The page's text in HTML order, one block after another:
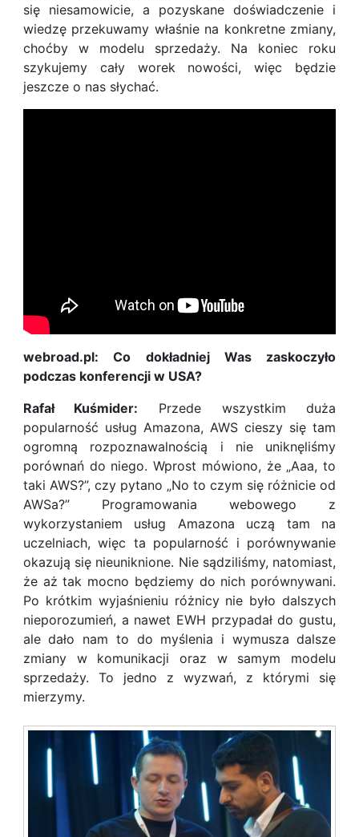
się niesamowicie, a pozyskane doświadczenie i
wiedzę przekuwamy właśnie na konkretne zmiany,
choćby w modelu sprzedaży. Na koniec roku
szykujemy cały worek nowości, więc będzie
jeszcze o nas słychać.
webroad.pl: Co dokładniej Was zaskoczyło
podczas konferencji w USA?
Rafał Kuśmider: Przede wszystkim duża
popularność usług Amazona, AWS cieszy się tam
ogromną rozpoznawalnością i nie uniknęliśmy
porównań do niego. Wprost mówiono, że „Aaa, to
taki AWS?”, czy pytano „No to czym się różnicie od
AWSa?” Programowania webowego z
wykorzystaniem usług Amazona uczą tam na
uczelniach, więc ta popularność i porównywanie
okazują się nieuniknione. Nie sądziliśmy, natomiast,
że aż tak mocno będziemy do nich porównywani.
Po krótkim wyjaśnieniu różnicy nie było dalszych
nieporozumień, a nawet EWH przypadał do gustu,
ale dało nam to do myślenia i wymusza dalsze
zmiany w komunikacji oraz w samym modelu
sprzedaży. To jedno z wyzwań, z którymi się
mierzymy.